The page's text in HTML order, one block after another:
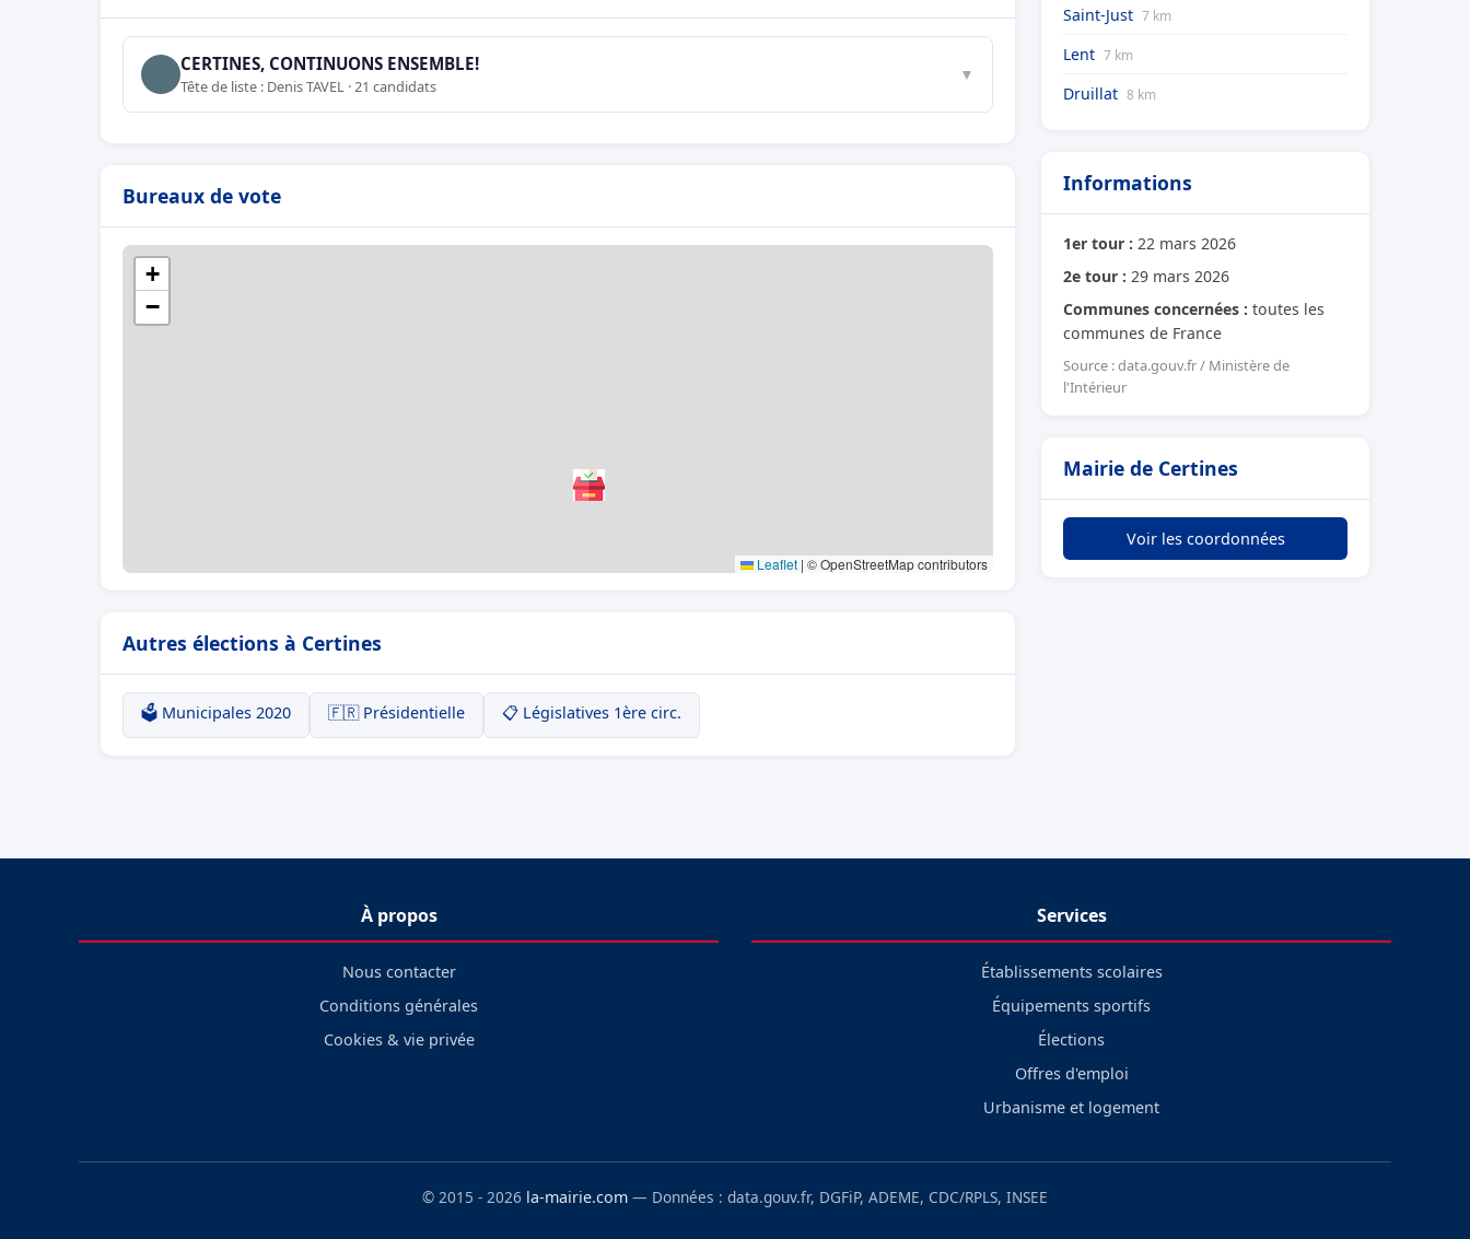
CERTINES, CONTINUONS ENSEMBLE!
Tête de liste : Denis TAVEL · 21 candidats
▼
Bureaux de vote
+
−
Leaflet | © OpenStreetMap contributors
Autres élections à Certines
🗳️ Municipales 2020 🇫🇷 Présidentielle 📋 Législatives 1ère circ.
Saint-Just 7 km
Lent 7 km
Druillat 8 km
Informations
1er tour : 22 mars 2026
2e tour : 29 mars 2026
Communes concernées : toutes les
communes de France
Source : data.gouv.fr / Ministère de
l'Intérieur
Mairie de Certines
Voir les coordonnées
À propos
Nous contacter
Conditions générales
Cookies & vie privée
Services
Établissements scolaires
Équipements sportifs
Élections
Offres d'emploi
Urbanisme et logement
© 2015 - 2026 la-mairie.com — Données : data.gouv.fr, DGFiP, ADEME, CDC/RPLS, INSEE